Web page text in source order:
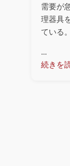
需要が
理器具
ている。
...
続きを